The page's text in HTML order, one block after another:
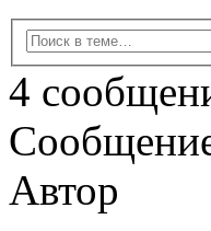
4
Автор